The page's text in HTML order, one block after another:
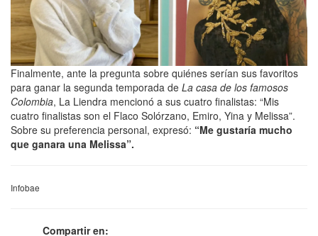
Finalmente, ante la pregunta sobre quiénes serían sus favoritos
para ganar la segunda temporada de La casa de los famosos
Colombia, La Liendra mencionó a sus cuatro finalistas: “Mis
cuatro finalistas son el Flaco Solórzano, Emiro, Yina y Melissa”.
Sobre su preferencia personal, expresó: “Me gustaría mucho
que ganara una Melissa”.
Infobae
Compartir en: